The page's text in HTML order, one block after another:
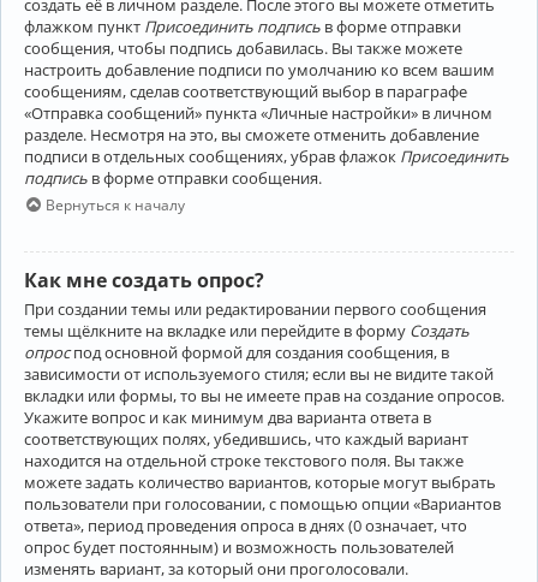
флажком пункт Присоединить подпись в форме отправки
сообщения, чтобы подпись добавилась. Вы также можете
настроить добавление подписи по умолчанию ко всем вашим
сообщениям, сделав соответствующий выбор в параграфе
«Отправка сообщений» пункта «Личные настройки» в личном
разделе. Несмотря на это, вы сможете отменить добавление
подписи в отдельных сообщениях, убрав флажок Присоединить
подпись в форме отправки сообщения.
Вернуться к началу
Как мне создать опрос?
При создании темы или редактировании первого сообщения
темы щёлкните на вкладке или перейдите в форму Создать
опроспод основной формой для создания сообщения, в
зависимости от используемого стиля; если вы не видите такой
вкладки или формы, то вы не имеете прав на создание опросов.
Укажите вопрос и как минимум два варианта ответа в
соответствующих полях, убедившись, что каждый вариант
находится на отдельной строке текстового поля. Вы также
можете задать количество вариантов, которые могут выбрать
пользователи при голосовании, с помощью опции «Вариантов
ответа», период проведения опроса в днях (0 означает, что
опрос будет постоянным) и возможность пользователей
изменять вариант, за который они проголосовали.